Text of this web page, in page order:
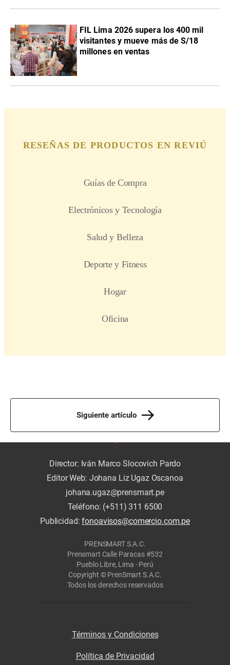
FIL Lima 2026 supera los 400 mil
visitantes y mueve más de S/18
millones en ventas
Siguiente artículo
Director: Iván Marco Slocovich Pardo
Editor Web: Johana Liz Ugaz Oscanoa
johana.ugaz@prensmart.pe
Teléfono: (+511) 311 6500
Publicidad:fonoavisos@comercio.com.pe
PRENSMART S.A.C.
Prensmart Calle Paracas #532
Pueblo Libre, Lima - Perú
Copyright © PrenSmart S.A.C.
Todos los derechos reservados
Términos y Condiciones
Política de Privacidad